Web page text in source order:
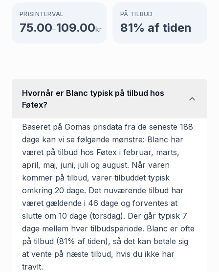
PRISINTERVAL
75.00–109.00kr
PÅ TILBUD
81% af tiden
Hvornår er Blanc typisk på tilbud hos
Føtex?
Baseret på Gomas prisdata fra de seneste 188
dage kan vi se følgende mønstre: Blanc har
været på tilbud hos Føtex i februar, marts,
april, maj, juni, juli og august. Når varen
kommer på tilbud, varer tilbuddet typisk
omkring 20 dage. Det nuværende tilbud har
været gældende i 46 dage og forventes at
slutte om 10 dage (torsdag). Der går typisk 7
dage mellem hver tilbudsperiode. Blanc er ofte
på tilbud (81% af tiden), så det kan betale sig
at vente på næste tilbud, hvis du ikke har
travlt.